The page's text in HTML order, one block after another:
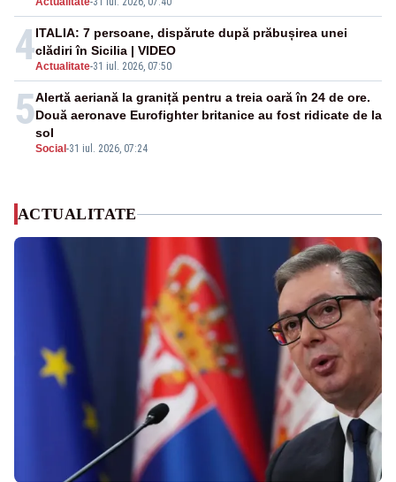
4Actualitate-31 iul. 2026, 07:50
ITALIA: 7 persoane, dispărute după prăbușirea unei
clădiri în Sicilia | VIDEO
5
Social -31 iul. 2026, 07:24
Alertă aeriană la graniță pentru a treia oară în 24 de ore.
Două aeronave Eurofighter britanice au fost ridicate de la
sol
ACTUALITATE